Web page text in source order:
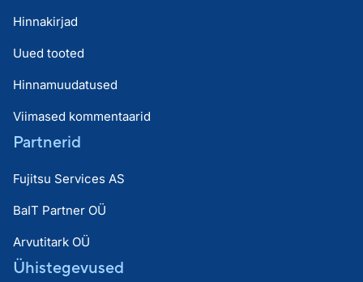
Hinnakirjad
Uued tooted
Hinnamuudatused
Viimased kommentaarid
Partnerid
Fujitsu Services AS
BaIT Partner OÜ
Arvutitark OÜ
Ühistegevused